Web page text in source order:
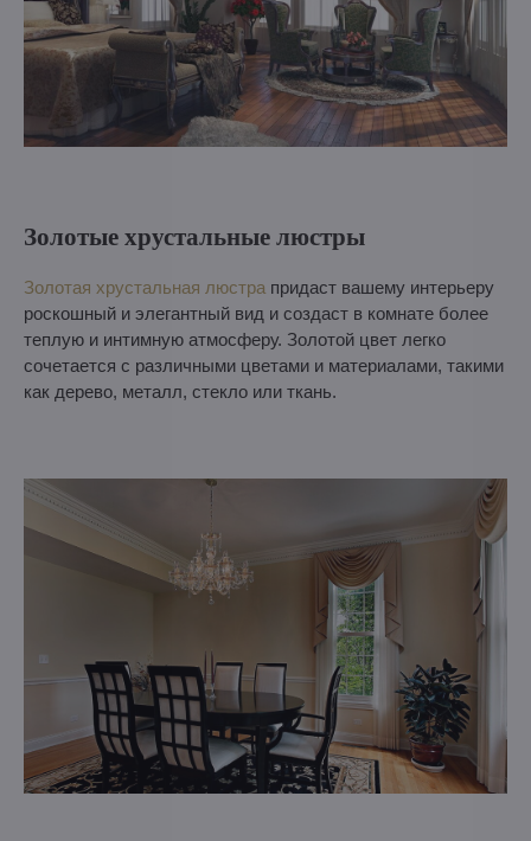
Золотые хрустальные люстры
Золотая хрустальная люстра придаст вашему интерьеру
роскошный и элегантный вид и создаст в комнате более
теплую и интимную атмосферу. Золотой цвет легко
сочетается с различными цветами и материалами, такими
как дерево, металл, стекло или ткань.